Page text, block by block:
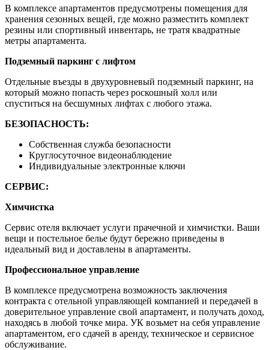
В комплексе апартаментов предусмотрены помещения для
хранения сезонных вещей, где можно разместить комплект
резины или спортивный инвентарь, не тратя квадратные
метры апартамента.
Подземный паркинг с лифтом
Отдельные въезды в двухуровневый подземный паркинг, на
который можно попасть через роскошный холл или
спуститься на бесшумных лифтах с любого этажа.
БЕЗОПАСНОСТЬ:
Собственная служба безопасности
Круглосуточное видеонаблюдение
Индивидуальные электронные ключи
СЕРВИС:
Химчистка
Сервис отеля включает услуги прачечной и химчистки. Ваши
вещи и постельное белье будут бережно приведены в
идеальный вид и доставлены в апартаменты.
Профессиональное управление
В комплексе предусмотрена возможность заключения
контракта с отельной управляющей компанией и передачей в
доверительное управление свой апартамент, и получать доход,
находясь в любой точке мира. УК возьмет на себя управление
апартаментом, его сдачей в аренду, техническое и сервисное
обслуживание.